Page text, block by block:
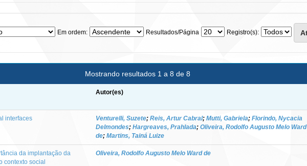
Em ordem: Resultados/Página Registro(s):
Mostrando resultados 1 a 8 de 8
Autor(es)
interfaces Venturelli, Suzete; Reis, Artur Cabral; Mutti, Gabriela; Florindo, Nycacia
Delmondes; Hargreaves, Prahlada; Oliveira, Rodolfo Augusto Melo Ward
de; Martins, Tainá Luize
da implantação da
contexto social
Oliveira, Rodolfo Augusto Melo Ward de